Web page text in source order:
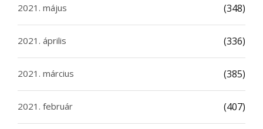
2021. május (348)
2021. április (336)
2021. március (385)
2021. február (407)